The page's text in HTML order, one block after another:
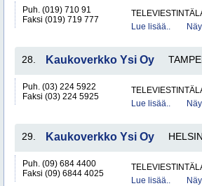
Puh. (019) 710 91
Faksi (019) 719 777
Lue lisää..
28. Kaukoverkko Ysi Oy
Puh. (03) 224 5922
Faksi (03) 224 5925
Lue lisää..
29. Kaukoverkko Ysi Oy
Puh. (09) 684 4400
Faksi (09) 6844 4025
Lue lisää..